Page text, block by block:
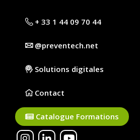
+ 33 1 44 09 70 44
@preventech.net
Solutions digitales
Contact
Catalogue Formations